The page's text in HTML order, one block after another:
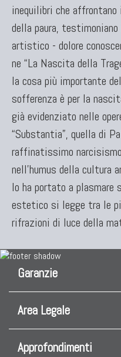
Tappeti Cinesi Antichi
Tappeti Turcomanni
Tappeti Agra Antichi
KILIM
Kilim Vecchi E
Kilim Nuovi
Nuovissimi Kilim
Arazzi E Ricami
Tappeti Turchi
Tappeti Turcomanni
Tappeti Dal Mondo
inequilibri che
della paura,
artistico - dolore
ne “La Nascita della
la cosa più importante
sofferenza è per la
già evidenziato nelle
“Substantia”, quella di
raffinatissimo
nell'humus della cultura
lo ha portato a plasmare
estetico si legge tra le
rifrazioni di luce della
Garanzie
Area Legale
Approfondimenti